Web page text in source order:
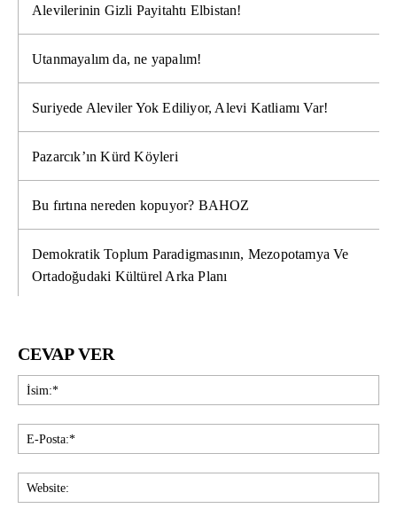
Alevilerinin Gizli Payitahtı Elbistan!
Utanmayalım da, ne yapalım!
Suriyede Aleviler Yok Ediliyor, Alevi Katliamı Var!
Pazarcık’ın Kürd Köyleri
Bu fırtına nereden kopuyor? BAHOZ
Demokratik Toplum Paradigmasının, Mezopotamya Ve
Ortadoğudaki Kültürel Arka Planı
CEVAP VER